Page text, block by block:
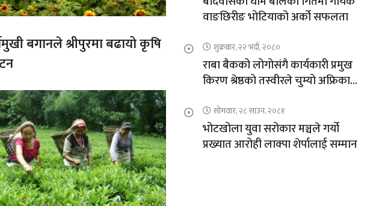
बगानले श्रीपुरमा बढायो कृषि
वाङछिरीङ भोटियाको अर्को सफलता
शुक्रबार, २२ भदौ, २०८०
राबा बैकको लोगोसंगै कार्यकारी प्रमुख
किरण श्रेष्ठको तस्वीरले चुम्यो अफ्रिकाको
सोमवार, २८ साउन, २०८१
भोटखोला युवा सरोकार मञ्चले गर्यो
प्रख्यात आरोही लाक्पा शेर्पालाई सम्मान